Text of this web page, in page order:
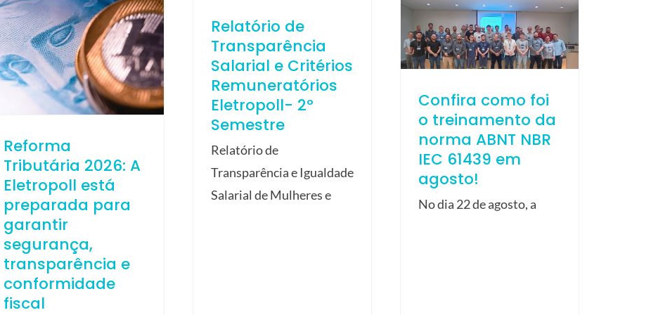
Reforma
Tributária 2026: A
Eletropoll está
preparada para
garantir
segurança,
transparência e
conformidade
fiscal
Relatório de
Transparência
Salarial e Critérios
Remuneratórios
Eletropoll- 2º
Semestre
Relatório de
Transparência e Igualdade
Salarial de Mulheres e
Confira como foi
o treinamento da
norma ABNT NBR
IEC 61439 em
agosto!
No dia 22 de agosto, a